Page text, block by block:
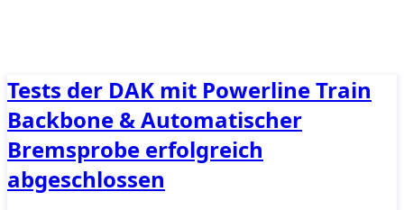
Tests der DAK mit Powerline Train
Backbone & Automatischer
Bremsprobe erfolgreich
abgeschlossen